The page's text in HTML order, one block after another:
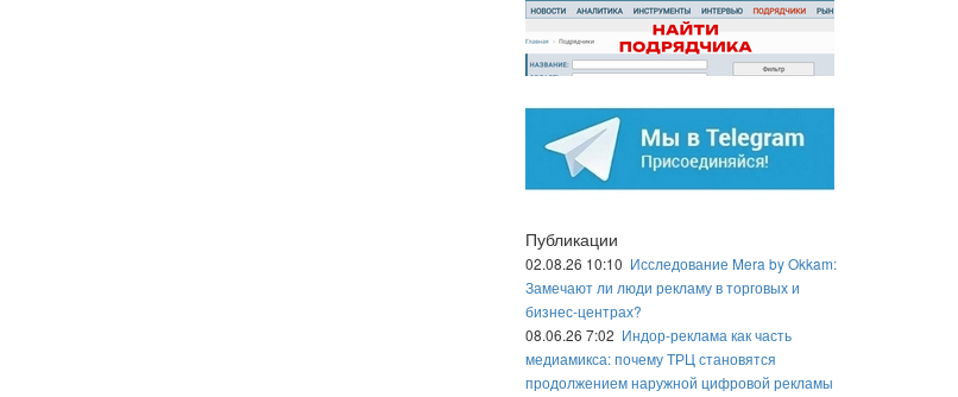
Публикации
02.08.26 10:10 Исследование Mera by Okkam:
Замечают ли люди рекламу в торговых и
бизнес-центрах?
08.06.26 7:02 Индор-реклама как часть
медиамикса: почему ТРЦ становятся
продолжением наружной цифровой рекламы